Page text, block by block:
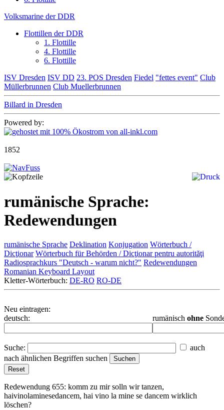
Volksmarine der DDR
Flottillen der DDR
1. Flottille
4. Flottille
6. Flottille
ISV Dresden ISV DD 23. POS Dresden Fiedel "fettes event" Club
Müllerbrunnen Club Muellerbrunnen
Billard in Dresden
Powered by:
1852
rumänische Sprache:
Redewendungen
rumänische Sprache Deklination Konjugation Wörterbuch /
Dicţionar Wörterbuch für Behörden / Dicţionar pentru autorităţi
Radiosprachkurs "Deutsch - warum nicht?" Redewendungen
Romanian Keyboard Layout
Kletter-Wörterbuch: DE-RO RO-DE
Neu eintragen:
deutsch:
rumänisch ohne
Suche:
auch
nach ähnlichen Begriffen suchen
Redewendung 655: komm zu mir solln wir tanzen,
haivinolaminesedancem, hai vino la mine se dancem wirklich
löschen?